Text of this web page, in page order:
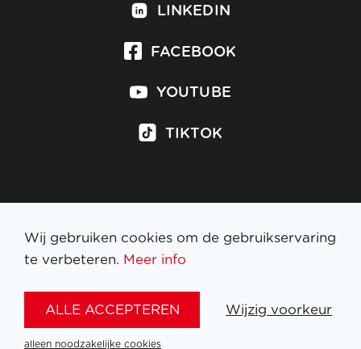
LINKEDIN
FACEBOOK
YOUTUBE
TIKTOK
Inschrijven op nieuwsbrief
Wij gebruiken cookies om de gebruikservaring
te verbeteren. Meer info
ALLE ACCEPTEREN Wijzig voorkeur
alleen noodzakelijke cookies